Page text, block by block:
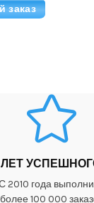
заказ
2010 года
более 100 000